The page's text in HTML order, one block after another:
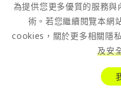
為提供您更多優質的服務
術。若您繼續閱覽本網
cookies，關於更多相關隱
及安